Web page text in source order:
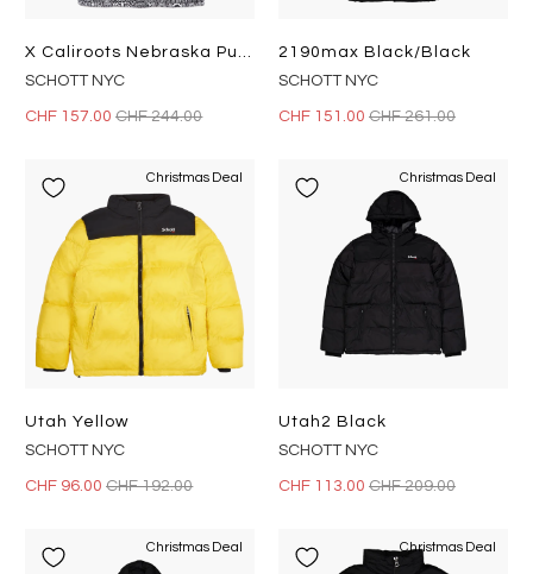
X Caliroots Nebraska Puffer Ja Multi
SCHOTT NYC
CHF 157.00CHF 244.00
2190max Black/black
SCHOTT NYC
CHF 151.00 CHF 261.00
Christmas Deal
Utah Yellow
SCHOTT NYC
CHF 96.00CHF 192.00
Christmas Deal
Utah2 Black
SCHOTT NYC
CHF 113.00 CHF 209.00
Christmas Deal Christmas Deal